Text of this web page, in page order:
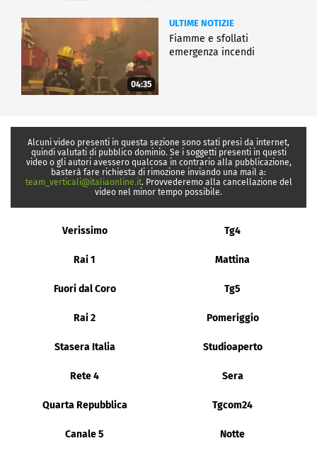
04:35
ULTIME NOTIZIE
Fiamme e sfollati
emergenza incendi
Alcuni video presenti in questa sezione sono stati presi da internet,
quindi valutati di pubblico dominio. Se i soggetti presenti in questi
video o gli autori avessero qualcosa in contrario alla pubblicazione,
basterà fare richiesta di rimozione inviando una mail a:
team_verticali@italiaonline.it. Provvederemo alla cancellazione del
video nel minor tempo possibile.
Verissimo Tg4
Rai 1 Mattina
Fuori dal Coro Tg5
Rai 2 Pomeriggio
Stasera Italia Studioaperto
Rete 4 Sera
Quarta Repubblica Tgcom24
Canale 5 Notte